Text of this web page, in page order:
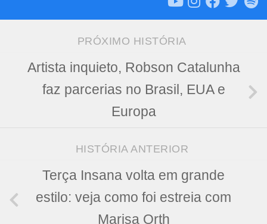
PRÓXIMO HISTÓRIA
Artista inquieto, Robson Catalunha
faz parcerias no Brasil, EUA e
Europa
HISTÓRIA ANTERIOR
Terça Insana volta em grande
estilo: veja como foi estreia com
Marisa Orth